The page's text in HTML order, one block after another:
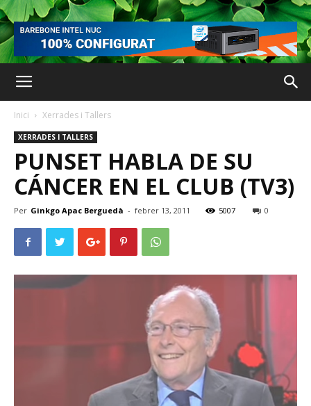
Inici Xerrades i Tallers
XERRADES I TALLERS
PUNSET HABLA DE SU
CÁNCER EN EL CLUB (TV3)
Per Ginkgo Apac Berguedà - febrer 13, 2011 5007 0